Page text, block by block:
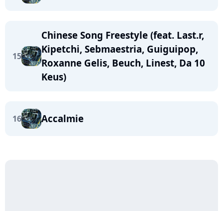
15
Chinese Song Freestyle (feat. Last.r,
Kipetchi, Sebmaestria, Guiguipop,
Roxanne Gelis, Beuch, Linest, Da 10
Keus)
16 Accalmie